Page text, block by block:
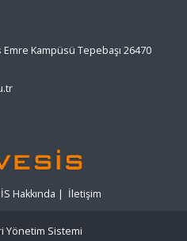
Kampüsü Tepebaşı 26470
Hakkında | İletişim
Yönetim Sistemi